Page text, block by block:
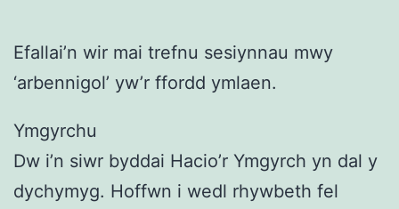
Efallai’n wir mai trefnu sesiynnau mwy
‘arbennigol’ yw’r ffordd ymlaen.
Ymgyrchu
Dw i’n siwr byddai Hacio’r Ymgyrch yn dal y
dychymyg. Hoffwn i wedl rhywbeth fel